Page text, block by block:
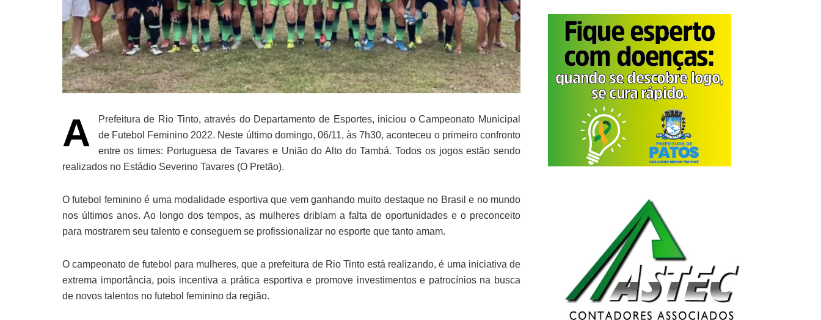
A
Prefeitura de Rio Tinto, através do Departamento de Esportes, iniciou o Campeonato Municipal
de Futebol Feminino 2022. Neste último domingo, 06/11, às 7h30, aconteceu o primeiro confronto
entre os times: Portuguesa de Tavares e União do Alto do Tambá. Todos os jogos estão sendo
realizados no Estádio Severino Tavares (O Pretão).
O futebol feminino é uma modalidade esportiva que vem ganhando muito destaque no Brasil e no mundo
nos últimos anos. Ao longo dos tempos, as mulheres driblam a falta de oportunidades e o preconceito
para mostrarem seu talento e conseguem se profissionalizar no esporte que tanto amam.
O campeonato de futebol para mulheres, que a prefeitura de Rio Tinto está realizando, é uma iniciativa de
extrema importância, pois incentiva a prática esportiva e promove investimentos e patrocínios na busca
de novos talentos no futebol feminino da região.